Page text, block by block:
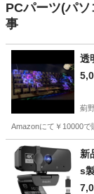
PCパーツ(パ
事
透
薊
Amazonにて￥10000で
高知 高知市
新
s